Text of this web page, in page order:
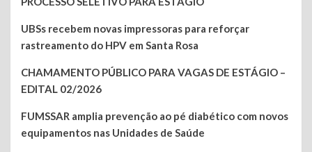
UBSs recebem novas impressoras para reforçar
rastreamento do HPV em Santa Rosa
CHAMAMENTO PÚBLICO PARA VAGAS DE ESTÁGIO –
EDITAL 02/2026
FUMSSAR amplia prevenção ao pé diabético com novos
equipamentos nas Unidades de Saúde